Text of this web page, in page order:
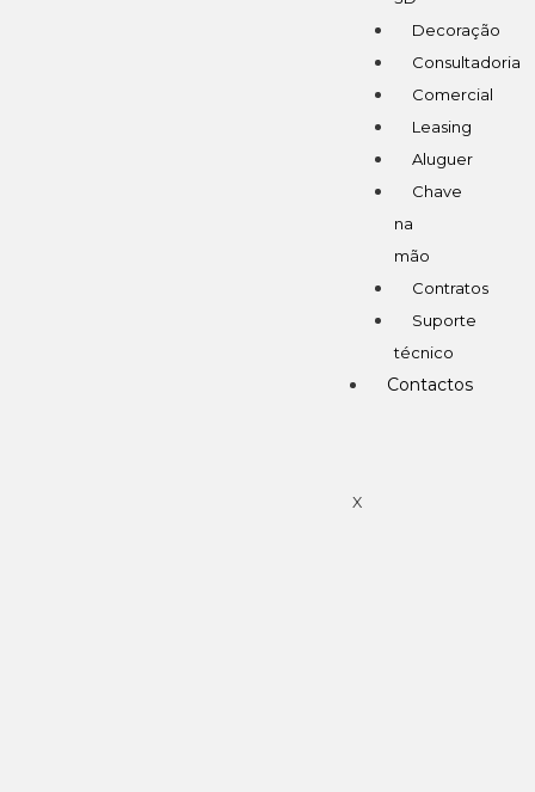
Decoração
Consultadoria
Comercial
Leasing
Aluguer
Chave
na
mão
Contratos
Suporte
técnico
Contactos
X